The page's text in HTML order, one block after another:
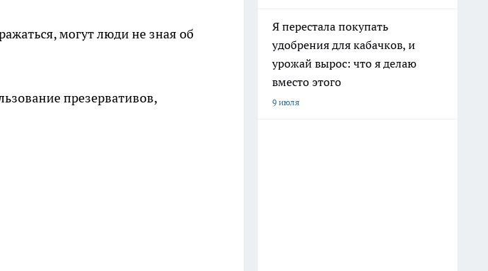
могут люди не зная об
презервативов,
Я перестала покупать
удобрения для кабачков, и
урожай вырос: что я делаю
вместо этого
9 июля